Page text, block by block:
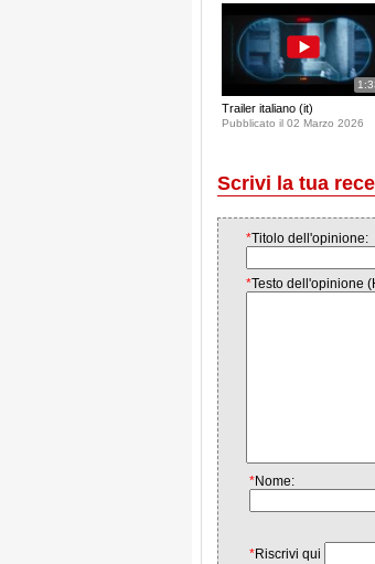
Trailer italiano (it)
Pubblicato il 02 Marzo 2026
Scrivi la tua
*Titolo dell'opinione:
*Testo dell'opinione
*Nome:
*Riscrivi qui